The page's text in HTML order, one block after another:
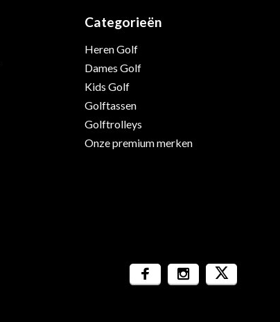
Categorieën
Heren Golf
Dames Golf
Kids Golf
Golftassen
Golftrolleys
Onze premium merken